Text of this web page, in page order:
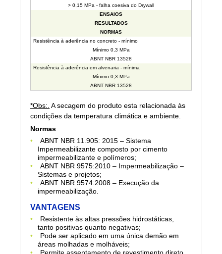
> 0,15 MPa - falha coesiva do Drywall
ENSAIOS
RESULTADOS
NORMAS
Resistência à aderência no concreto - mínimo
Mínimo 0,3 MPa
ABNT NBR 13528
Resistência à aderência em alvenaria - mínima
Mínimo 0,3 MPa
ABNT NBR 13528
*Obs:. A secagem do produto esta relacionada às
condições da temperatura climática e ambiente.
Normas
ABNT NBR 11.905: 2015 – Sistema
Impermeabilizante composto por cimento
impermeabilizante e polímeros;
ABNT NBR 9575:2010 – Impermeabilização –
Sistemas e projetos;
ABNT NBR 9574:2008 – Execução da
impermeabilização.
VANTAGENS
Resistente às altas pressões hidrostáticas,
tanto positivas quanto negativas;
Pode ser aplicado em uma única demão em
áreas molhadas e molháveis;